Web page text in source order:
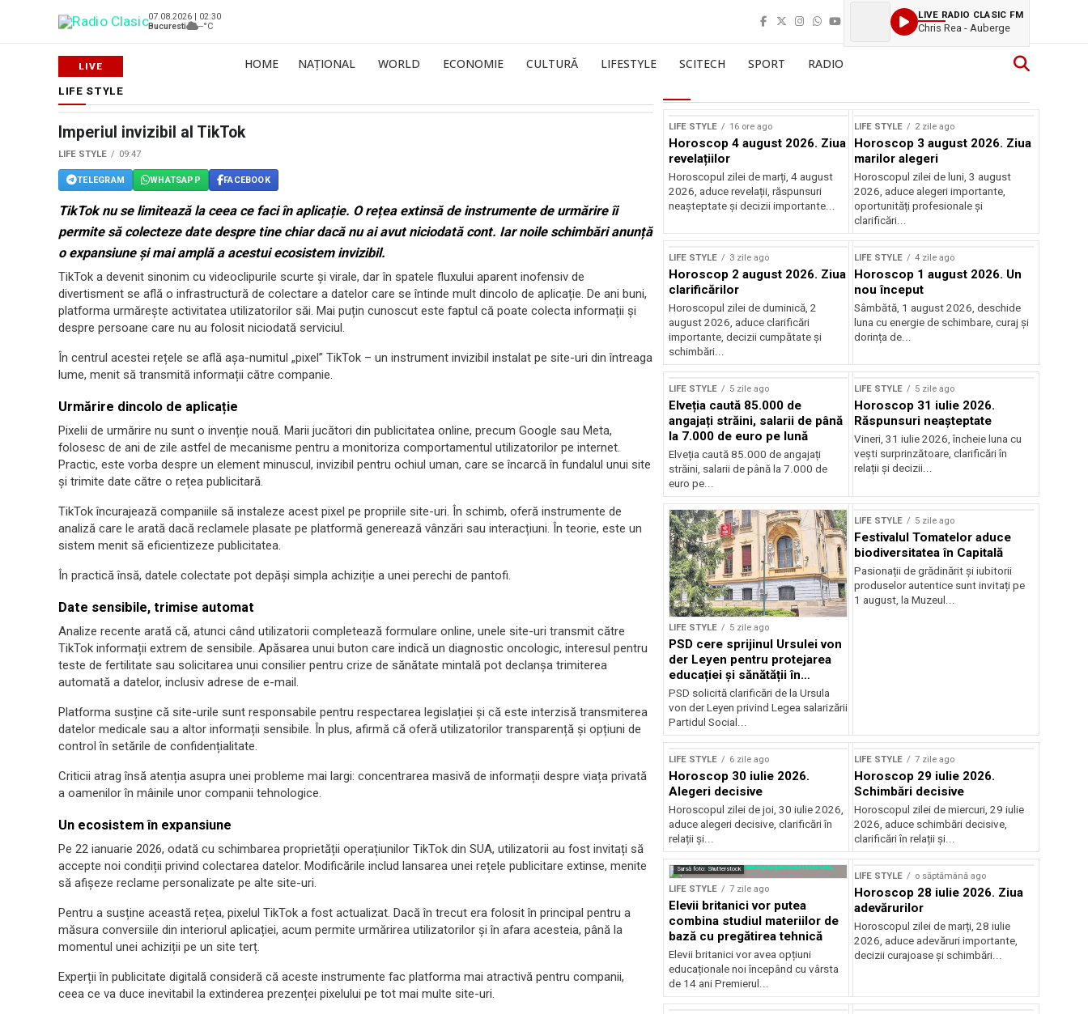
07.08.2026 | 02:30
Bucuresti
--°C
LIVE RADIO CLASIC FM
Chris Rea - Auberge
HOME NAȚIONAL WORLD ECONOMIE CULTURĂ LIFESTYLE SCITECH SPORT RADIO
LIFE STYLE
Sursă foto: Shutterstock
Imperiul invizibil al TikTok
LIFE STYLE 09:47
TELEGRAM WHATSAPP FACEBOOK
TikTok nu se limitează la ceea ce faci în aplicație. O rețea extinsă de instrumente de urmărire îi
permite să colecteze date despre tine chiar dacă nu ai avut niciodată cont. Iar noile schimbări anunță
o expansiune și mai amplă a acestui ecosistem invizibil.
TikTok a devenit sinonim cu videoclipurile scurte și virale, dar în spatele fluxului aparent inofensiv de
divertisment se află o infrastructură de colectare a datelor care se întinde mult dincolo de aplicație. De ani buni,
platforma urmărește activitatea utilizatorilor săi. Mai puțin cunoscut este faptul că poate colecta informații și
despre persoane care nu au folosit niciodată serviciul.
În centrul acestei rețele se află așa-numitul „pixel” TikTok – un instrument invizibil instalat pe site-uri din întreaga
lume, menit să transmită informații către companie.
Urmărire dincolo de aplicație
Pixelii de urmărire nu sunt o invenție nouă. Marii jucători din publicitatea online, precum Google sau Meta,
folosesc de ani de zile astfel de mecanisme pentru a monitoriza comportamentul utilizatorilor pe internet.
Practic, este vorba despre un element minuscul, invizibil pentru ochiul uman, care se încarcă în fundalul unui site
și trimite date către o rețea publicitară.
TikTok încurajează companiile să instaleze acest pixel pe propriile site-uri. În schimb, oferă instrumente de
analiză care le arată dacă reclamele plasate pe platformă generează vânzări sau interacțiuni. În teorie, este un
sistem menit să eficientizeze publicitatea.
În practică însă, datele colectate pot depăși simpla achiziție a unei perechi de pantofi.
Date sensibile, trimise automat
Analize recente arată că, atunci când utilizatorii completează formulare online, unele site-uri transmit către
TikTok informații extrem de sensibile. Apăsarea unui buton care indică un diagnostic oncologic, interesul pentru
teste de fertilitate sau solicitarea unui consilier pentru crize de sănătate mintală pot declanșa trimiterea
automată a datelor, inclusiv adrese de e-mail.
Platforma susține că site-urile sunt responsabile pentru respectarea legislației și că este interzisă transmiterea
datelor medicale sau a altor informații sensibile. În plus, afirmă că oferă utilizatorilor transparență și opțiuni de
control în setările de confidențialitate.
Criticii atrag însă atenția asupra unei probleme mai largi: concentrarea masivă de informații despre viața privată
a oamenilor în mâinile unor companii tehnologice.
Un ecosistem în expansiune
Pe 22 ianuarie 2026, odată cu schimbarea proprietății operațiunilor TikTok din SUA, utilizatorii au fost invitați să
accepte noi condiții privind colectarea datelor. Modificările includ lansarea unei rețele publicitare extinse, menite
să afișeze reclame personalizate pe alte site-uri.
Pentru a susține această rețea, pixelul TikTok a fost actualizat. Dacă în trecut era folosit în principal pentru a
măsura conversiile din interiorul aplicației, acum permite urmărirea utilizatorilor și în afara acesteia, până la
momentul unei achiziții pe un site terț.
Experții în publicitate digitală consideră că aceste instrumente fac platforma mai atractivă pentru companii,
ceea ce va duce inevitabil la extinderea prezenței pixelului pe tot mai multe site-uri.
LIFE STYLE 16 ore ago
Horoscop 4 august 2026. Ziua
revelațiilor
Horoscopul zilei de marți, 4 august
2026, aduce revelații, răspunsuri
neașteptate și decizii importante...
LIFE STYLE 2 zile ago
Horoscop 3 august 2026. Ziua
marilor alegeri
Horoscopul zilei de luni, 3 august
2026, aduce alegeri importante,
oportunități profesionale și
clarificări...
LIFE STYLE 3 zile ago
Horoscop 2 august 2026. Ziua
clarificărilor
Horoscopul zilei de duminică, 2
august 2026, aduce clarificări
importante, decizii cumpătate și
schimbări...
LIFE STYLE 4 zile ago
Horoscop 1 august 2026. Un
nou început
Sâmbătă, 1 august 2026, deschide
luna cu energie de schimbare, curaj și
dorința de...
LIFE STYLE 5 zile ago
Elveția caută 85.000 de
angajați străini, salarii de până
la 7.000 de euro pe lună
Elveția caută 85.000 de angajați
străini, salarii de până la 7.000 de
euro pe...
LIFE STYLE 5 zile ago
Horoscop 31 iulie 2026.
Răspunsuri neașteptate
Vineri, 31 iulie 2026, încheie luna cu
vești surprinzătoare, clarificări în
relații și decizii...
LIFE STYLE 5 zile ago
PSD cere sprijinul Ursulei von
der Leyen pentru protejarea
educației și sănătății în
reforma salarială
PSD solicită clarificări de la Ursula
von der Leyen privind Legea salarizării
Partidul Social...
LIFE STYLE 5 zile ago
Festivalul Tomatelor aduce
biodiversitatea în Capitală
Pasionații de grădinărit și iubitorii
produselor autentice sunt invitați pe
1 august, la Muzeul...
LIFE STYLE 6 zile ago
Horoscop 30 iulie 2026.
Alegeri decisive
Horoscopul zilei de joi, 30 iulie 2026,
aduce alegeri decisive, clarificări în
relații și...
LIFE STYLE 7 zile ago
Horoscop 29 iulie 2026.
Schimbări decisive
Horoscopul zilei de miercuri, 29 iulie
2026, aduce schimbări decisive,
clarificări în relații și...
Sursă foto: Shutterstock
LIFE STYLE 7 zile ago
Elevii britanici vor putea
combina studiul materiilor de
bază cu pregătirea tehnică
Elevii britanici vor avea opțiuni
educaționale noi începând cu vârsta
de 14 ani Premierul...
LIFE STYLE o săptămână ago
Horoscop 28 iulie 2026. Ziua
adevărurilor
Horoscopul zilei de marți, 28 iulie
2026, aduce adevăruri importante,
decizii curajoase și schimbări...